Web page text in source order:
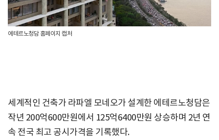
에테르노청담 홈페이지 캡처
세계적인 건축가 라파엘 모네오가 설계한 에테르노청담은
작년 200억600만원에서 125억6400만원 상승하며 2년 연
속 전국 최고 공시가격을 기록했다.